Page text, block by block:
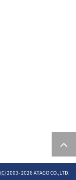
(C) 2003-2026 ATAGO CO.,LTD.